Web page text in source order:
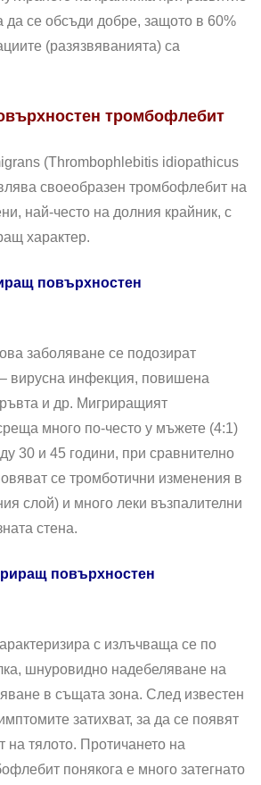
да се обсъди добре, защото в 60%
(разязвяванията) са
тромбофлебит
(Thrombophlebitis idiopathicus
своеобразен тромбофлебит на
най-често на долния крайник, с
ха­рактер.
повърхностен
заболяване се подозират
вирусна инфекция, повишена
и др. Мигриращият
много по-често у мъжете (4:1)
30 и 45 години, при сравнително
се тромботични изменения в
слой) и много леки възпалителни
стена.
повърхностен
с излъчваща се по
шнуровидно надебеляване на
в същата зона. След известен
затихват, за да се появят
на тялото. Протичането на
понякога е много затегнато